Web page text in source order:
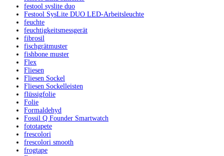
festool syslite duo
Festool SysLite DUO LED-Arbeitsleuchte
feuchte
feuchtigkeitsmessgerät
fibrosil
fischgrätmuster
fishbone muster
Flex
Fliesen
Fliesen Sockel
Fliesen Sockelleisten
flüssigfolie
Folie
Formaldehyd
Fossil Q Founder Smartwatch
fototapete
frescolori
frescolori smooth
frogtape